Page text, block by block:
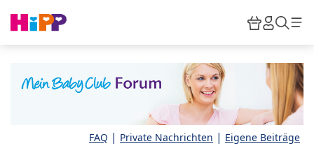
HiPP
FAQ | Private Nachrichten | Eigene Beiträge